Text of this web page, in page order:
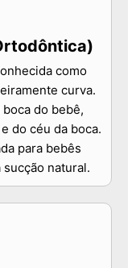
como
curva.
do bebê,
do céu da boca.
para bebês
natural.